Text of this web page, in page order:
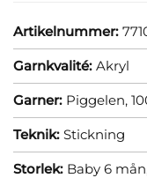
Artikelnummer:
Garnkvalité: Akryl
Garner: Piggelen,
Teknik: Stickning
Storlek: Baby 6